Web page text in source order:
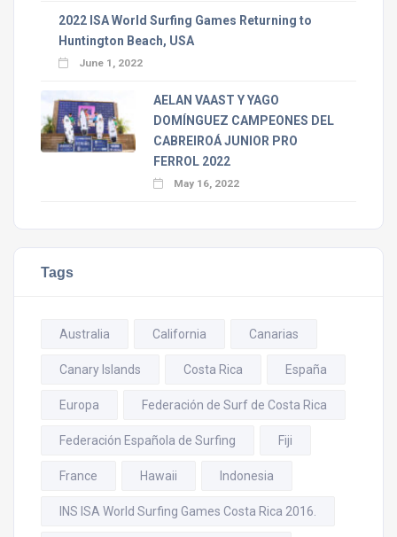
2022 ISA World Surfing Games Returning to
Huntington Beach, USA
June 1, 2022
AELAN VAAST Y YAGO
DOMÍNGUEZ CAMPEONES DEL
CABREIROÁ JUNIOR PRO
FERROL 2022
May 16, 2022
Tags
Australia California Canarias
Canary Islands Costa Rica España
Europa Federación de Surf de Costa Rica
Federación Española de Surfing Fiji
France Hawaii Indonesia
INS ISA World Surfing Games Costa Rica 2016.